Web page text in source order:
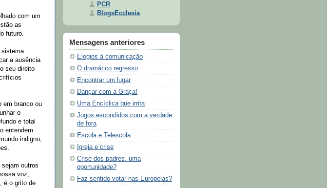
com um
as
futuro.
sistema
a ausência
seu direito
em branco ou
o
e total
entendem
indigno,
outros
voz,
é o grito de
PCR
BlogsEcclesia
Mensagens anteriores
Elogios à comunicação
O dramático regresso
Encontrar um lugar
Dançar com a Graça!
Uma Encíclica que irrita
Jogos escondidos com a verdade
de fora
Escola e Telescola
Igreja e crise
Crise dos padres, uma
oportunidade?
Faz sentido votar nas Europeias?